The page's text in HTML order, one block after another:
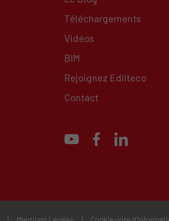
Téléchargements
Vidéos
BIM
Rejoignez Edilteco
Contact